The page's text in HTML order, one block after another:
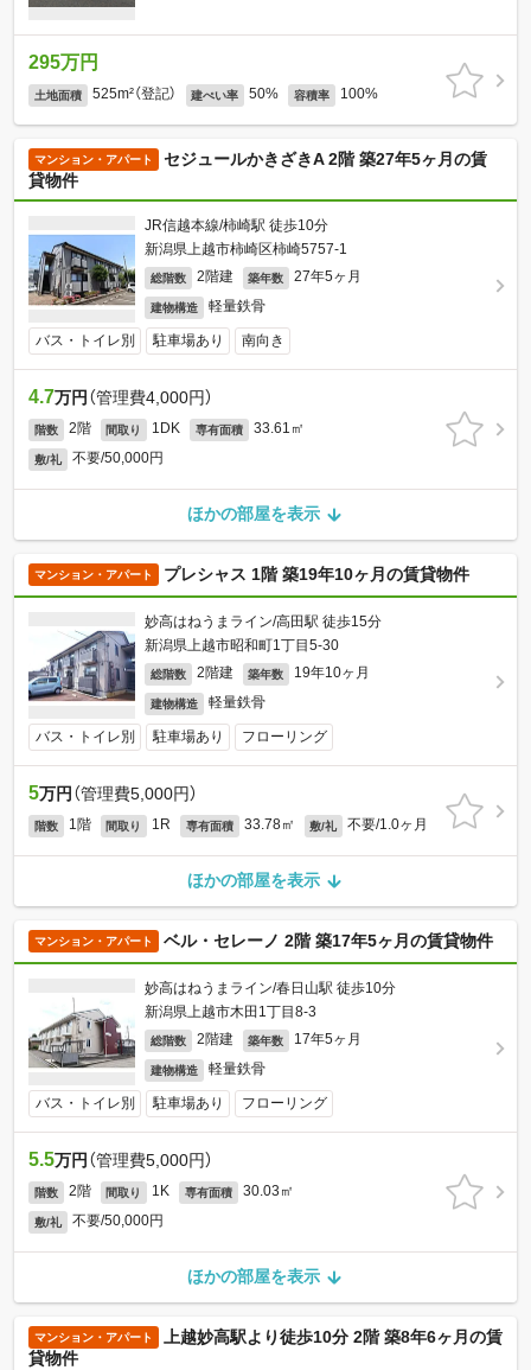
295万円
土地面積 525m²（登記） 建ぺい率 50% 容積率 100%
マンション・アパート
セジュールかきざきA 2階 築27年5ヶ月の賃
貸物件
JR信越本線/柿崎駅 徒歩10分
新潟県上越市柿崎区柿崎5757-1
総階数 2階建 築年数 27年5ヶ月
建物構造 軽量鉄骨
バス・トイレ別 駐車場あり 南向き
4.7万円 （管理費4,000円）
階数 2階 間取り 1DK 専有面積 33.61㎡
敷/礼 不要/50,000円
ほかの部屋を表示
マンション・アパート プレシャス 1階 築19年10ヶ月の賃貸物件
妙高はねうまライン/高田駅 徒歩15分
新潟県上越市昭和町1丁目5-30
総階数 2階建 築年数 19年10ヶ月
建物構造 軽量鉄骨
バス・トイレ別 駐車場あり フローリング
5万円 （管理費5,000円）
階数 1階 間取り 1R 専有面積 33.78㎡ 敷/礼 不要/1.0ヶ月
ほかの部屋を表示
マンション・アパート ベル・セレーノ 2階 築17年5ヶ月の賃貸物件
妙高はねうまライン/春日山駅 徒歩10分
新潟県上越市木田1丁目8-3
総階数 2階建 築年数 17年5ヶ月
建物構造 軽量鉄骨
バス・トイレ別 駐車場あり フローリング
5.5万円 （管理費5,000円）
階数 2階 間取り 1K 専有面積 30.03㎡
敷/礼 不要/50,000円
ほかの部屋を表示
マンション・アパート
上越妙高駅より徒歩10分 2階 築8年6ヶ月の賃
貸物件